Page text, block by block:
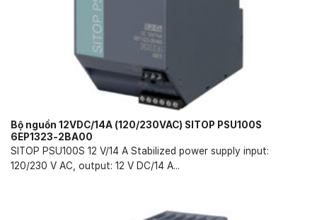
Bộ nguồn 12VDC/14A (120/230VAC) SITOP PSU100S
6EP1323-2BA00
SITOP PSU100S 12 V/14 A Stabilized power supply input:
120/230 V AC, output: 12 V DC/14 A...